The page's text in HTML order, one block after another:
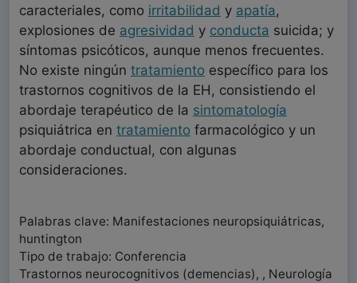
caracteriales, como irritabilidad y apatía,
explosiones de agresividad y conducta suicida; y
síntomas psicóticos, aunque menos frecuentes.
No existe ningún tratamiento específico para los
trastornos cognitivos de la EH, consistiendo el
abordaje terapéutico de la sintomatología
psiquiátrica en tratamiento farmacológico y un
abordaje conductual, con algunas
consideraciones.
Palabras clave: Manifestaciones neuropsiquiátricas,
huntington
Tipo de trabajo: Conferencia
Trastornos neurocognitivos (demencias), , Neurología